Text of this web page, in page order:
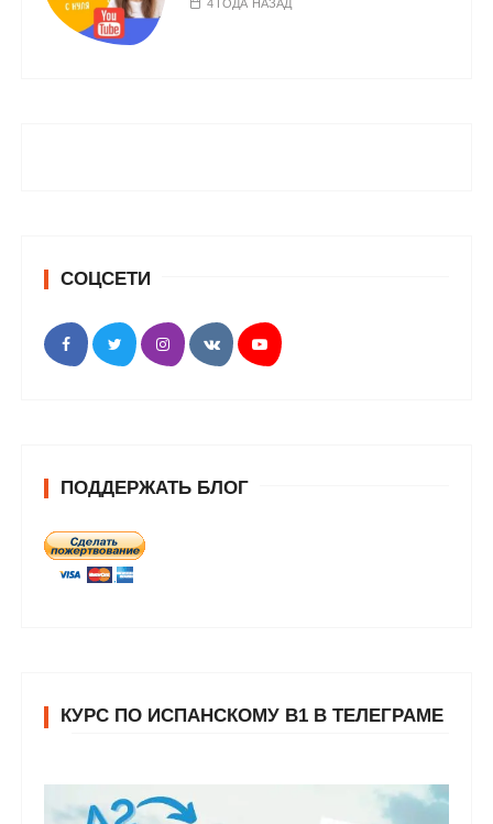
4 ГОДА НАЗАД
СОЦСЕТИ
ПОДДЕРЖАТЬ БЛОГ
КУРС ПО ИСПАНСКОМУ В1 В ТЕЛЕГРАМЕ